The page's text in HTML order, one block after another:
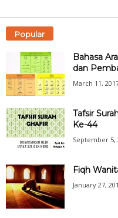
Popular
Bahasa
dan
March 11,
Tafsir
Ke-44
September 5,
Fiqh
January 27,